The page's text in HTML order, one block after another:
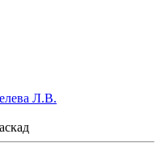
Л.В.